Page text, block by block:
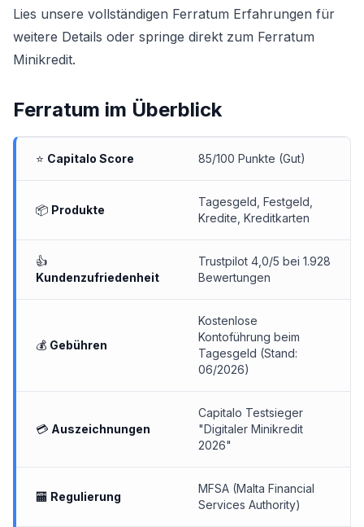
Lies unsere vollständigen Ferratum Erfahrungen für
weitere Details oder springe direkt zum Ferratum
Minikredit.
Ferratum im Überblick
⭐ Capitalo Score 85/100 Punkte (Gut)
📦 Produkte
Tagesgeld Festgeld
Kredite Kreditkarten
👍
Kundenzufriedenheit
Trustpilot 4,0/5 bei 1.928
Bewertungen
💰 Gebühren
Kostenlose
Kontoführung beim
Tagesgeld (Stand:
06/2026)
💳 Auszeichnungen
Capitalo Testsieger
"Digitaler Minikredit
2026"
🏧 Regulierung
MFSA (Malta Financial
Services Authority)